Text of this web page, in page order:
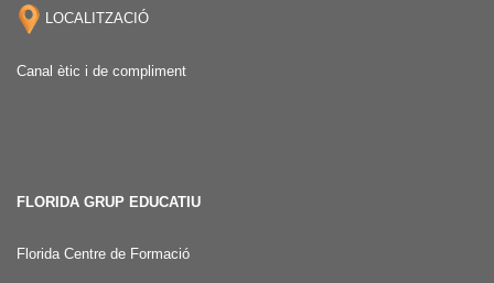
LOCALITZACIÓ
Canal ètic i de compliment
FLORIDA GRUP EDUCATIU
Florida Centre de Formació